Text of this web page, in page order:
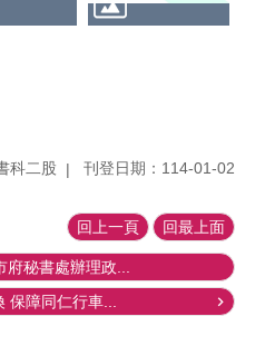
科二股
刊登日期：114-01-02
回上一頁 回最上面
秘書處辦理政...
保障同仁行車...